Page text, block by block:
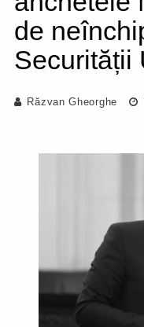
de
Securității
Răzvan Gheorghe